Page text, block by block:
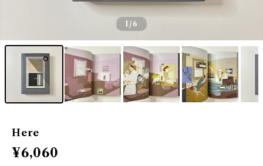
1/6
Here
¥6,060